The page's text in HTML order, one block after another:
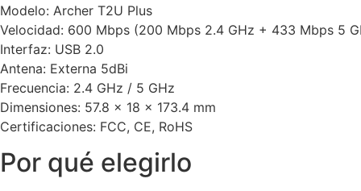
Modelo: Archer T2U Plus
Velocidad: 600 Mbps (200 Mbps 2.4 GHz + 433 Mbps 5
Interfaz: USB 2.0
Antena: Externa 5dBi
Frecuencia: 2.4 GHz / 5 GHz
Dimensiones: 57.8 × 18 × 173.4 mm
Certificaciones: FCC, CE, RoHS
Por qué elegirlo